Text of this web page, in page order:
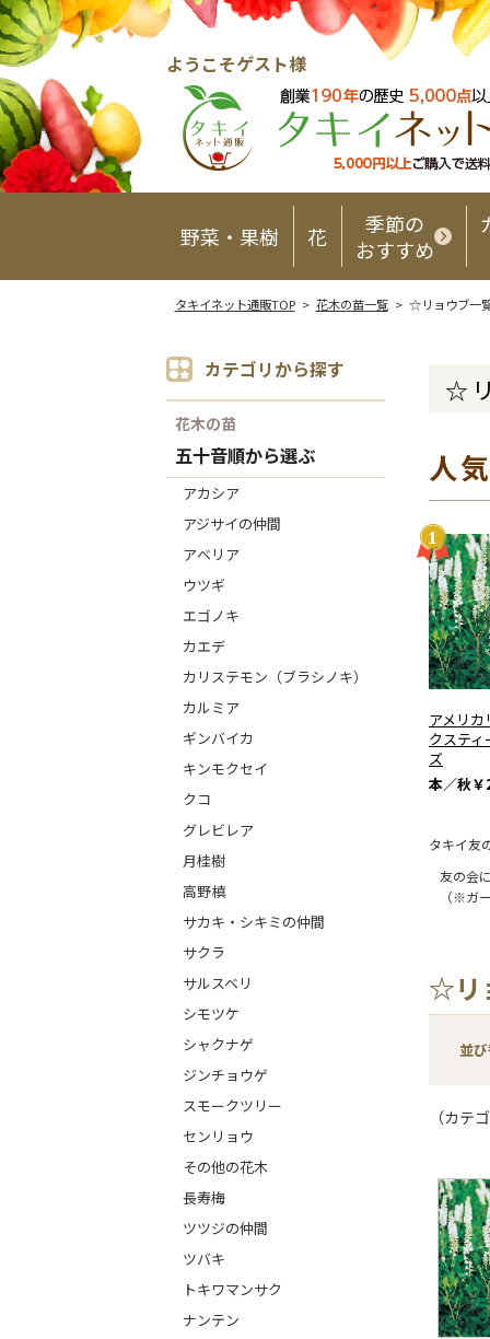
ようこそゲスト様
野菜・果樹 花
季節の
おすすめ
タキイネット通販TOP> 花木の苗一覧> ☆リョウブ一
カテゴリから探す
花木の苗
五十音順から選ぶ
アカシア
アジサイの仲間
アベリア
ウツギ
エゴノキ
カエデ
カリステモン（ブラシノキ）
カルミア
ギンバイカ
キンモクセイ
クコ
グレビレア
月桂樹
高野槙
サカキ・シキミの仲間
サクラ
サルスベリ
シモツケ
シャクナゲ
ジンチョウゲ
スモークツリー
センリョウ
その他の花木
長寿梅
ツツジの仲間
ツバキ
トキワマンサク
ナンテン
☆
人
アメリ
クスティ
ズ
本／秋
タキイ友
友の会
（※ガ
☆リ
並
（カテ